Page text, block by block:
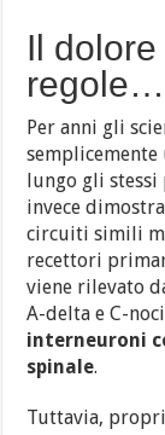
Il
regole…
Per anni gli
lungo gli stessi
invece
circuiti simili
recettori
viene rilevato
A-delta e C-
interneuroni
spinale.
Tuttavia,